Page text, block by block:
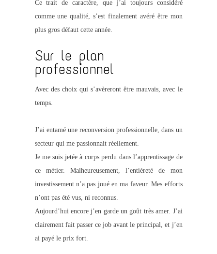
Ce trait de caractère, que j’ai toujours considéré
comme une qualité, s’est finalement avéré être mon
plus gros défaut cette année.
Sur le plan
professionnel
Avec des choix qui s’avèreront être mauvais, avec le
temps.
J’ai entamé une reconversion professionnelle, dans un
secteur qui me passionnait réellement.
Je me suis jetée à corps perdu dans l’apprentissage de
ce métier. Malheureusement, l’entièreté de mon
investissement n’a pas joué en ma faveur. Mes efforts
n’ont pas été vus, ni reconnus.
Aujourd’hui encore j’en garde un goût très amer. J’ai
clairement fait passer ce job avant le principal, et j’en
ai payé le prix fort.